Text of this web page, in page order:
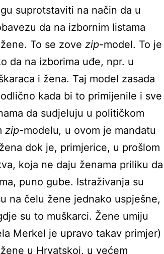
suprotstaviti na način da u
da na izbornim listama
To se zove zip-model. To je
da na izborima uđe, npr. u
i žena. Taj model zasada
kada bi to primijenile i sve
da sudjeluju u političkom
zip-modelu, u ovom je mandatu
dok je, primjerice, u prošlom
koja ne daju ženama priliku da
puno gube. Istraživanja su
na čelu žene jednako uspješne,
su to muškarci. Žene umiju
Merkel je upravo takav primjer)
u Hrvatskoj, u većem